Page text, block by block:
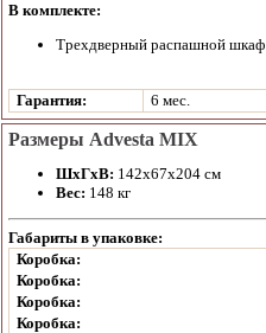
В комплекте:
Трехдверный распашной шкаф
Гарантия: 6 мес.
Размеры Advesta MIX
ШхГхВ: 142х67х204 см
Вес: 148 кг
Габариты в упаковке:
Коробка:
Коробка:
Коробка:
Коробка: